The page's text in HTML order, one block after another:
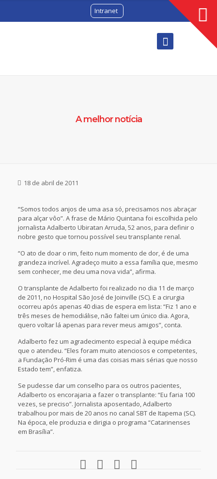
Intranet
A melhor notícia
18 de abril de 2011
“Somos todos anjos de uma asa só, precisamos nos abraçar
para alçar vôo”. A frase de Mário Quintana foi escolhida pelo
jornalista Adalberto Ubiratan Arruda, 52 anos, para definir o
nobre gesto que tornou possível seu transplante renal.
“O ato de doar o rim, feito num momento de dor, é de uma
grandeza incrível. Agradeço muito a essa família que, mesmo
sem conhecer, me deu uma nova vida”, afirma.
O transplante de Adalberto foi realizado no dia 11 de março
de 2011, no Hospital São José de Joinville (SC). E a cirurgia
ocorreu após apenas 40 dias de espera em lista: “Fiz 1 ano e
três meses de hemodiálise, não faltei um único dia. Agora,
quero voltar lá apenas para rever meus amigos”, conta.
Adalberto fez um agradecimento especial à equipe médica
que o atendeu. “Eles foram muito atenciosos e competentes,
a Fundação Pró-Rim é uma das coisas mais sérias que nosso
Estado tem”, enfatiza.
Se pudesse dar um conselho para os outros pacientes,
Adalberto os encorajaria a fazer o transplante: “Eu faria 100
vezes, se preciso”. Jornalista aposentado, Adalberto
trabalhou por mais de 20 anos no canal SBT de Itapema (SC).
Na época, ele produzia e dirigia o programa “Catarinenses
em Brasília”.